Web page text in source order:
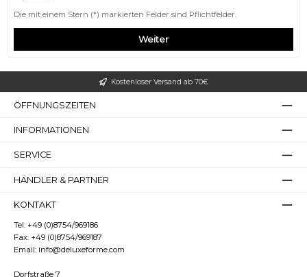
Die mit einem Stern (*) markierten Felder sind Pflichtfelder.
Weiter
Kostenloser Versand ab 70€
ÖFFNUNGSZEITEN
INFORMATIONEN
SERVICE
HÄNDLER & PARTNER
KONTAKT
Tel: +49 (0)8754/969186
Fax: +49 (0)8754/969187
Email: info@deluxeforme.com
Dorfstraße 7
Animationen stoppen
Überschriften